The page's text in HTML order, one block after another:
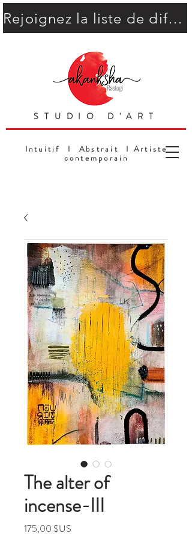
STUDIO D'ART
Intuitif I Abstrait I Artiste
contemporain
Rejoignez la liste de diffusion
The alter of
incense-III
175,00 $US